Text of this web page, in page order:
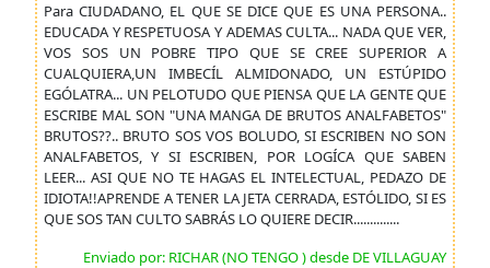
Para CIUDADANO, EL QUE SE DICE QUE ES UNA PERSONA..
EDUCADA Y RESPETUOSA Y ADEMAS CULTA... NADA QUE VER,
VOS SOS UN POBRE TIPO QUE SE CREE SUPERIOR A
CUALQUIERA,UN IMBECÍL ALMIDONADO, UN ESTÚPIDO
EGÓLATRA... UN PELOTUDO QUE PIENSA QUE LA GENTE QUE
ESCRIBE MAL SON "UNA MANGA DE BRUTOS ANALFABETOS"
BRUTOS??.. BRUTO SOS VOS BOLUDO, SI ESCRIBEN NO SON
ANALFABETOS, Y SI ESCRIBEN, POR LOGÍCA QUE SABEN
LEER... ASI QUE NO TE HAGAS EL INTELECTUAL, PEDAZO DE
IDIOTA!!APRENDE A TENER LA JETA CERRADA, ESTÓLIDO, SI ES
QUE SOS TAN CULTO SABRÁS LO QUIERE DECIR..............
Enviado por: RICHAR (NO TENGO ) desde DE VILLAGUAY